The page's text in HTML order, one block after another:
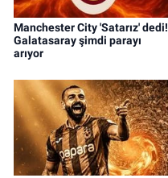
Manchester City 'Satarız' dedi!
Galatasaray şimdi parayı
arıyor